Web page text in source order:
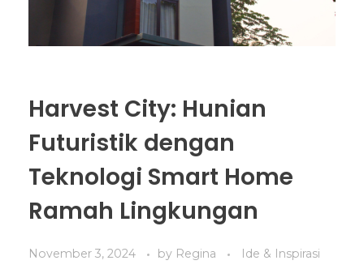
Harvest City: Hunian
Futuristik dengan
Teknologi Smart Home
Ramah Lingkungan
November 3, 2024 by Regina Ide & Inspirasi